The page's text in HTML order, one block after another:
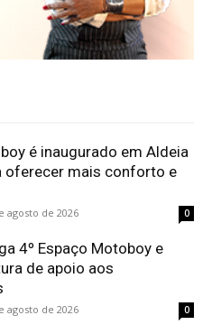
é inaugurado em Aldeia
oferecer mais conforto e
agosto de 2026 0
4º Espaço Motoboy e
de apoio aos
agosto de 2026 0